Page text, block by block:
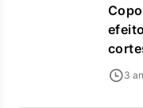
3